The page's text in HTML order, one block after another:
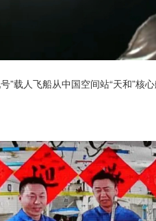
”载人飞船从中国空间站“天和”核